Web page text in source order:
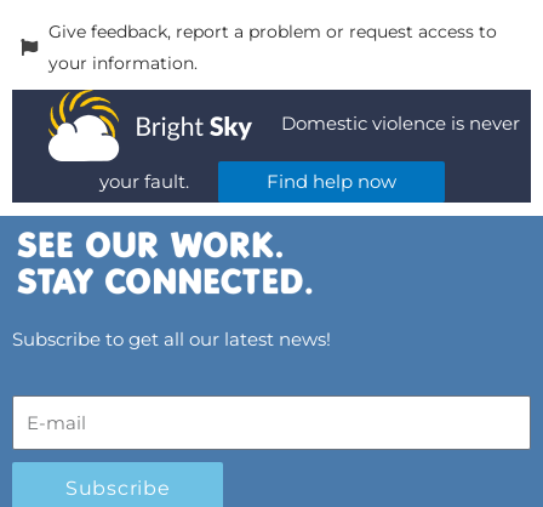
Give feedback, report a problem or request access to
your information.
Domestic violence is never
your fault. Find help now
Subscribe to get all our latest news!
Subscribe